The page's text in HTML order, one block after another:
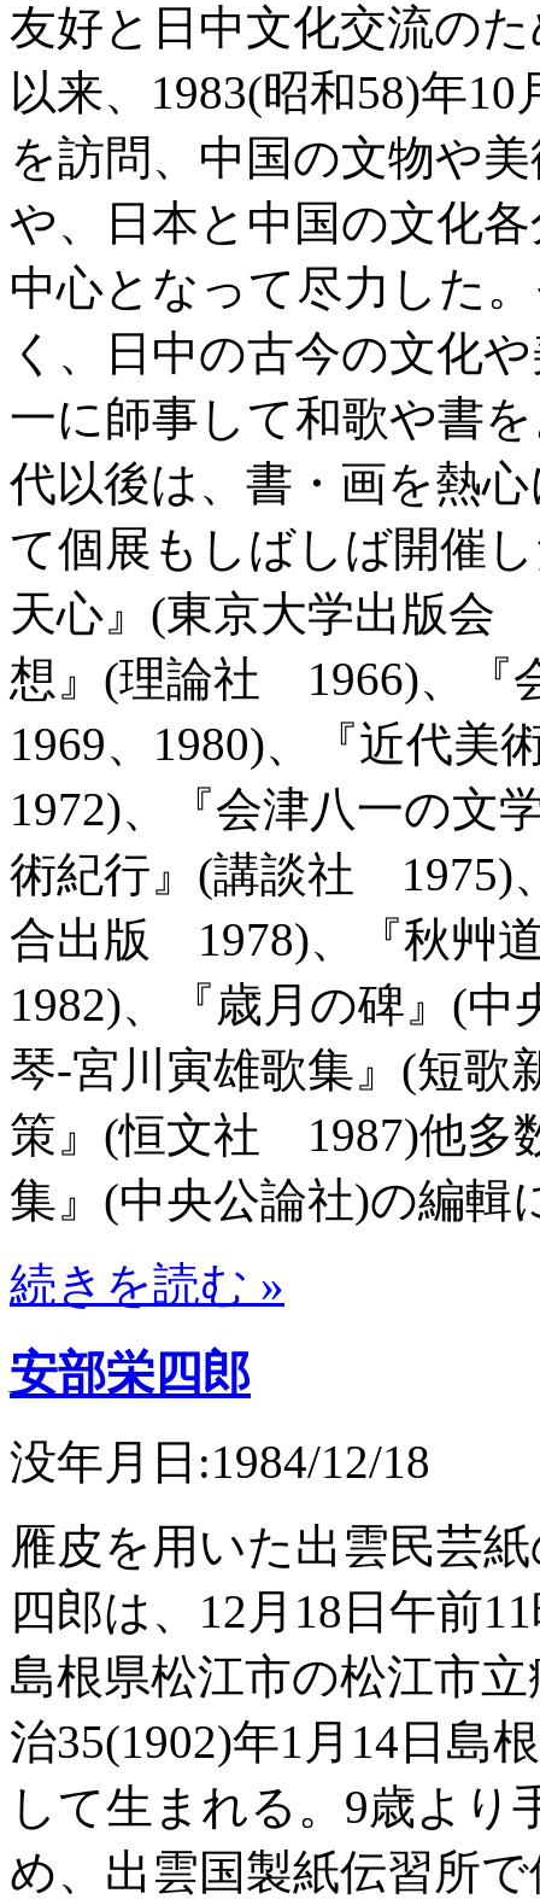
友好と日中文化交流の
以来、1983(昭和58)年
を訪問、中国の文物や
や、日本と中国の文化
中心となって尽力した
く、日中の古今の文化
一に師事して和歌や書
代以後は、書・画を熱
て個展もしばしば開催
天心』(東京大学出版会
想』(理論社 1966)、
1969、1980)、『近代
1972)、『会津八一の文
術紀行』(講談社 1975)
合出版 1978)、『秋艸
1982)、『歳月の碑』(
琴-宮川寅雄歌集』(短
策』(恒文社 1987)他多
集』(中央公論社)の編輯
続きを読む »
安部栄四郎
没年月日:1984/12/18
雁皮を用いた出雲民芸
四郎は、12月18日午前
島根県松江市の松江市
治35(1902)年1月14日島
して生まれる。9歳より
め、出雲国製紙伝習所